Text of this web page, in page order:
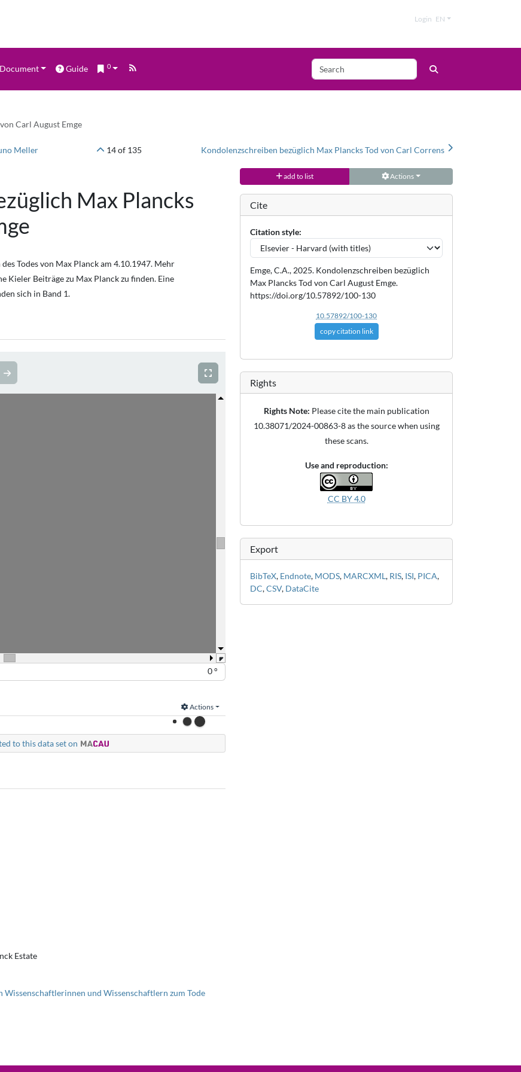
Login EN
Guide 0
Carl August Emge
Meller 14 of 135 Kondolenzschreiben bezüglich Max Plancks Tod von Carl Correns
Max Plancks
Todes von Max Planck am 4.10.1947. Mehr
Kieler Beiträge zu Max Planck zu finden. Eine
sich in Band 1.
0 °
Actions
to this data set on
Estate
Wissenschaftlerinnen und Wissenschaftlern zum Tode
add to list Actions
Cite
Citation style:
Emge, C.A., 2025. Kondolenzschreiben bezüglich
Max Plancks Tod von Carl August Emge.
https://doi.org/10.57892/100-130
10.57892/100-130
copy citation link
Rights
Rights Note: Please cite the main publication
10.38071/2024-00863-8 as the source when using
these scans.
Use and reproduction:
CC BY 4.0
Export
BibTeX, Endnote, MODS, MARCXML, RIS, ISI, PICA,
DC,CSV, DataCite